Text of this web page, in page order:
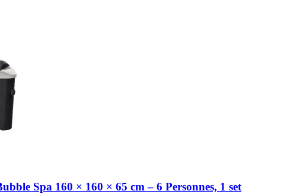
Spa 160 × 160 × 65 cm – 6 Personnes, 1 set